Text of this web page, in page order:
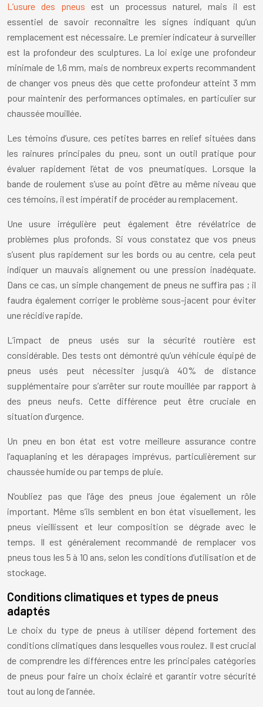
L’usure des pneus est un processus naturel, mais il est
essentiel de savoir reconnaître les signes indiquant qu’un
remplacement est nécessaire. Le premier indicateur à surveiller
est la profondeur des sculptures. La loi exige une profondeur
minimale de 1,6 mm, mais de nombreux experts recommandent
de changer vos pneus dès que cette profondeur atteint 3 mm
pour maintenir des performances optimales, en particulier sur
chaussée mouillée.
Les témoins d’usure, ces petites barres en relief situées dans
les rainures principales du pneu, sont un outil pratique pour
évaluer rapidement l’état de vos pneumatiques. Lorsque la
bande de roulement s’use au point d’être au même niveau que
ces témoins, il est impératif de procéder au remplacement.
Une usure irrégulière peut également être révélatrice de
problèmes plus profonds. Si vous constatez que vos pneus
s’usent plus rapidement sur les bords ou au centre, cela peut
indiquer un mauvais alignement ou une pression inadéquate.
Dans ce cas, un simple changement de pneus ne suffira pas ; il
faudra également corriger le problème sous-jacent pour éviter
une récidive rapide.
L’impact de pneus usés sur la sécurité routière est
considérable. Des tests ont démontré qu’un véhicule équipé de
pneus usés peut nécessiter jusqu’à 40% de distance
supplémentaire pour s’arrêter sur route mouillée par rapport à
des pneus neufs. Cette différence peut être cruciale en
situation d’urgence.
Un pneu en bon état est votre meilleure assurance contre
l’aquaplaning et les dérapages imprévus, particulièrement sur
chaussée humide ou par temps de pluie.
N’oubliez pas que l’âge des pneus joue également un rôle
important. Même s’ils semblent en bon état visuellement, les
pneus vieillissent et leur composition se dégrade avec le
temps. Il est généralement recommandé de remplacer vos
pneus tous les 5 à 10 ans, selon les conditions d’utilisation et de
stockage.
Conditions climatiques et types de pneus
adaptés
Le choix du type de pneus à utiliser dépend fortement des
conditions climatiques dans lesquelles vous roulez. Il est crucial
de comprendre les différences entre les principales catégories
de pneus pour faire un choix éclairé et garantir votre sécurité
tout au long de l’année.